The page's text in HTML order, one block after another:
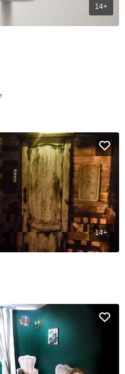
14+
14+